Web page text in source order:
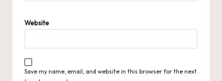
Website
Save my name, email, and website in this browser for the next